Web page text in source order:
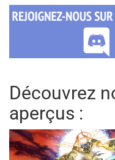
Découvrez
aperçus :